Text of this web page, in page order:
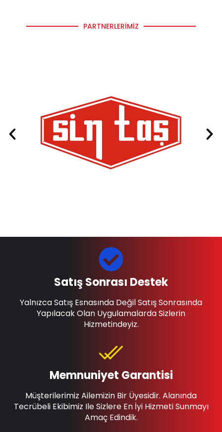
PARTNERLERIMIZ
Memnuniyet Garantisi
Müşterilerimiz Ailemizin Bir Üyesidir. Alanında
Tecrübeli Ekibimiz Ile Sizlere En İyi Hizmeti Sunmayı
Amaç Edindik.
Satış Sonrası Destek
Yalnızca Satış Esnasında Değil Satış Sonrasında
Yapılacak Olan Uygulamalarda Sizlerin
Hizmetindeyiz.